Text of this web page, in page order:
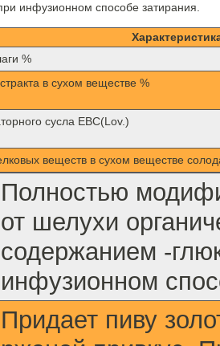
инфузионном способе затирания.
%
в сухом веществе %
сусла EBC(Lov.)
веществ в сухом веществе
Полностью
от шелухи
содержанием -
инфузионном
Придает пиву